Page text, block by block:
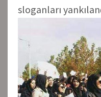
sloganları